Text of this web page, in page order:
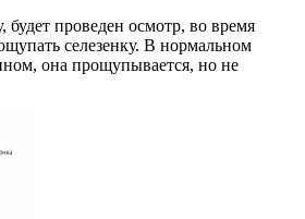
проведен осмотр, во время
селезенку. В нормальном
она прощупывается, но не